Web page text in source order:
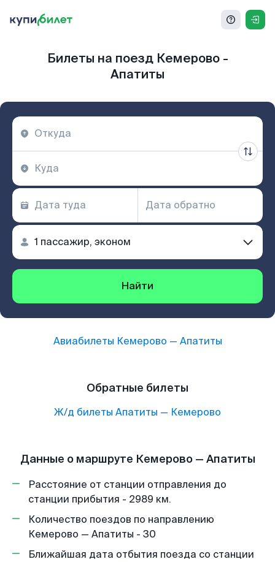
Билеты на поезд Кемерово -
Апатиты
Найти
Авиабилеты Кемерово — Апатиты
Обратные билеты
Ж/д билеты Апатиты — Кемерово
Данные о маршруте Кемерово — Апатиты
Расстояние от станции отправления до
станции прибытия - 2989 км.
Количество поездов по направлению
Кемерово — Апатиты - 30
Ближайшая дата отбытия поезда со станции